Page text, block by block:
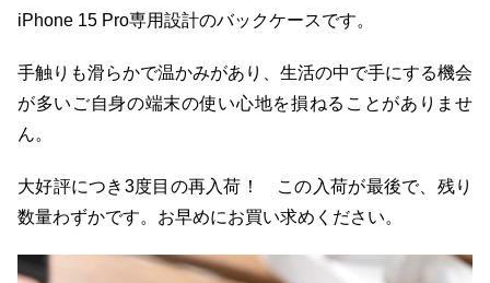
iPhone 15 Pro専用設計のバックケースです。
手触りも滑らかで温かみがあり、生活の中で手にする機会
が多いご自身の端末の使い心地を損ねることがありませ
ん。
大好評につき3度目の再入荷！ この入荷が最後で、残り
数量わずかです。お早めにお買い求めください。